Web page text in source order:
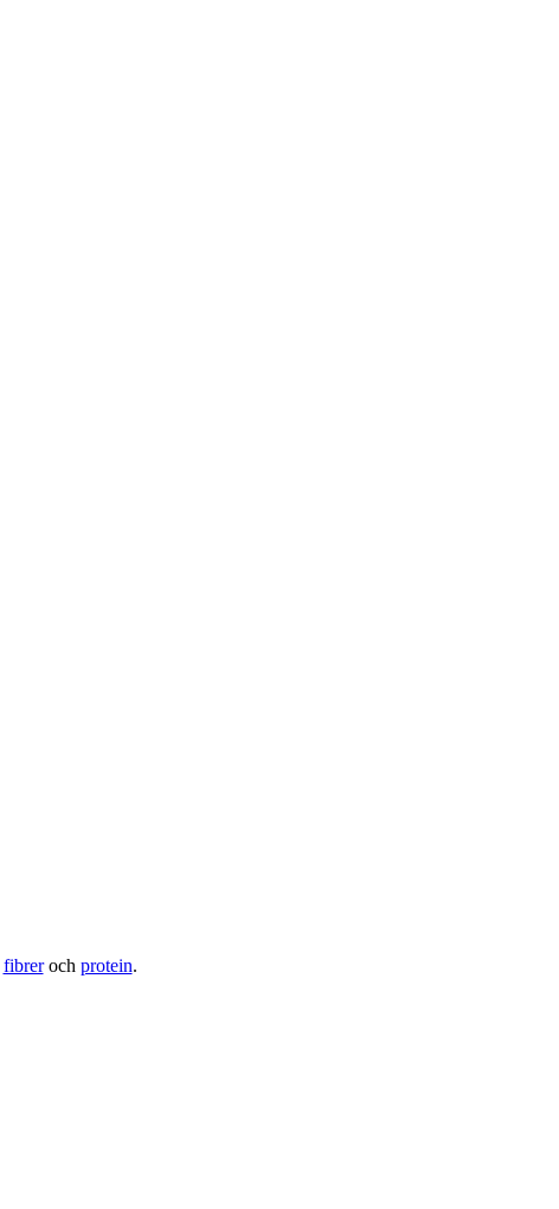
fibreroch protein.